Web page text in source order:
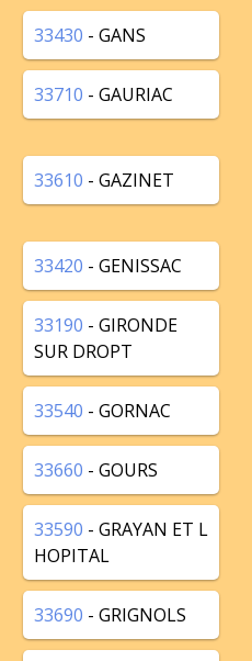
33430 - GANS
33710 - GAURIAC
33610 - GAZINET
33420 - GENISSAC
33190 - GIRONDE
SUR DROPT
33540 - GORNAC
33660 - GOURS
33590 - GRAYAN ET L
HOPITAL
33690 - GRIGNOLS